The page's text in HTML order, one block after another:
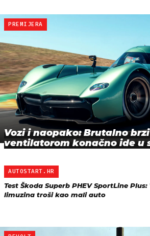
PREMIJERA
Vozi i naopako: Brutalno
ventilatorom konačno ide u
AUTOSTART.HR
Test Škoda Superb PHEV SportLine Plus:
limuzina troši kao mali auto